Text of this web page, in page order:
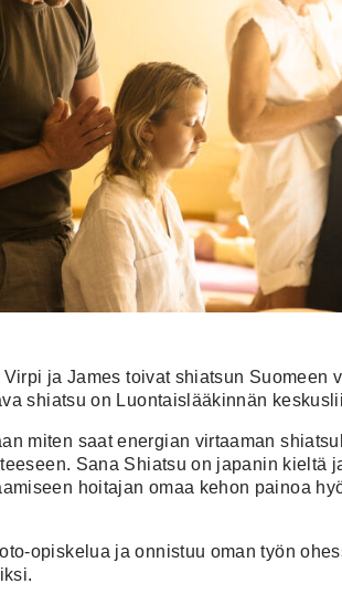
ja James toivat shiatsun
shiatsu on Luontaislääkinnän
miten saat energian virtaaman
Sana Shiatsu on japanin kieltä
hoitajan omaa kehon painoa
opiskelua ja onnistuu oman työn